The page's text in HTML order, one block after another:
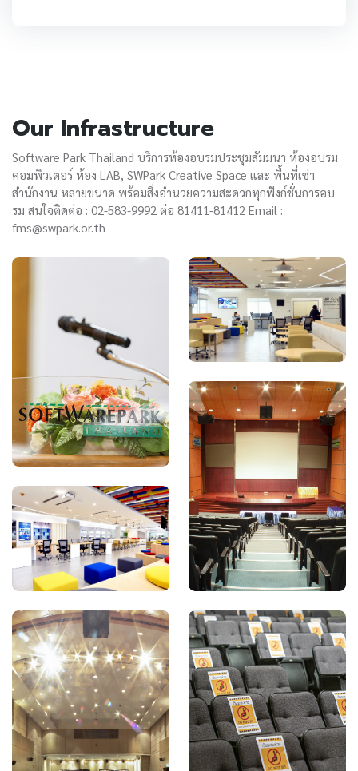
Our Infrastructure
Software Park Thailand บริการห้องอบรมประชุมสัมมนา ห้องอบรม
คอมพิวเตอร์ ห้อง LAB, SWPark Creative Space และ พื้นที่เช่า
สำนักงาน หลายขนาด พร้อมสิ่งอำนวยความสะดวกทุกฟังก์ชั่นการอบ
รม สนใจติดต่อ : 02-583-9992 ต่อ 81411-81412 Email :
fms@swpark.or.th